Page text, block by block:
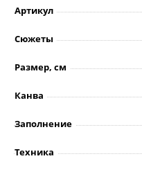
Артикул
Сюжеты
Размер, см
Канва
Заполнение
Техника